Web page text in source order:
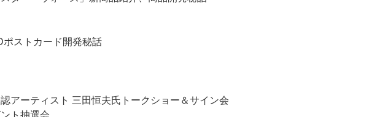
ストカード開発秘話
アーティスト 三田恒夫氏トークショー＆サイン会
ト抽選会